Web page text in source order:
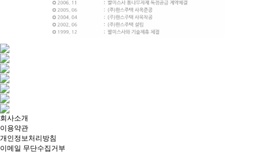
회사소개
이용약관
개인정보처리방침
이메일 무단수집거부